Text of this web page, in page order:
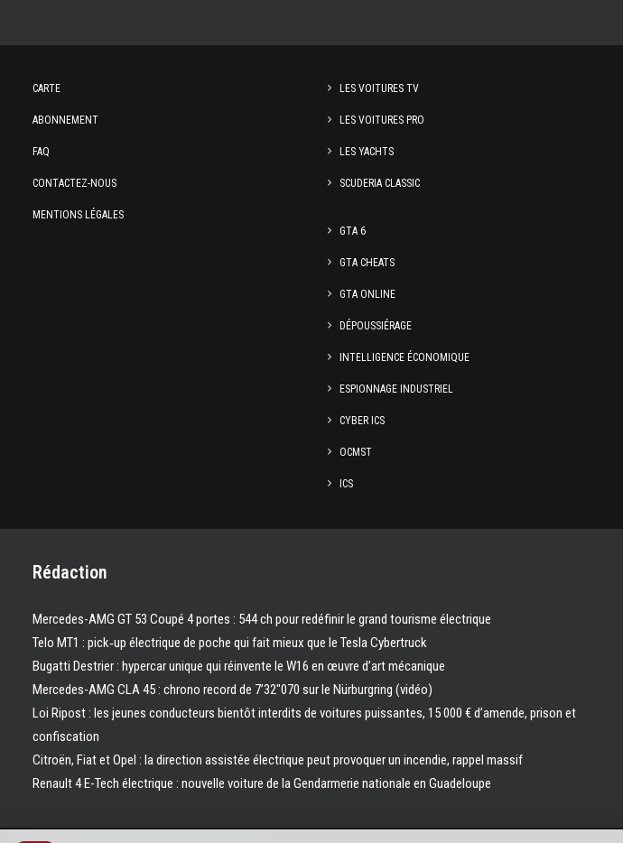
CARTE
ABONNEMENT
FAQ
CONTACTEZ-NOUS
MENTIONS LÉGALES
LES VOITURES TV
LES VOITURES PRO
LES YACHTS
SCUDERIA CLASSIC
GTA 6
GTA CHEATS
GTA ONLINE
DÉPOUSSIÉRAGE
INTELLIGENCE ÉCONOMIQUE
ESPIONNAGE INDUSTRIEL
CYBER ICS
OCMST
ICS
Rédaction
Mercedes-AMG GT 53 Coupé 4 portes : 544 ch pour redéfinir le grand tourisme électrique
Telo MT1 : pick‑up électrique de poche qui fait mieux que le Tesla Cybertruck
Bugatti Destrier : hypercar unique qui réinvente le W16 en œuvre d’art mécanique
Mercedes-AMG CLA 45 : chrono record de 7’32″070 sur le Nürburgring (vidéo)
Loi Ripost : les jeunes conducteurs bientôt interdits de voitures puissantes, 15 000 € d’amende, prison et
confiscation
Citroën, Fiat et Opel : la direction assistée électrique peut provoquer un incendie, rappel massif
Renault 4 E-Tech électrique : nouvelle voiture de la Gendarmerie nationale en Guadeloupe